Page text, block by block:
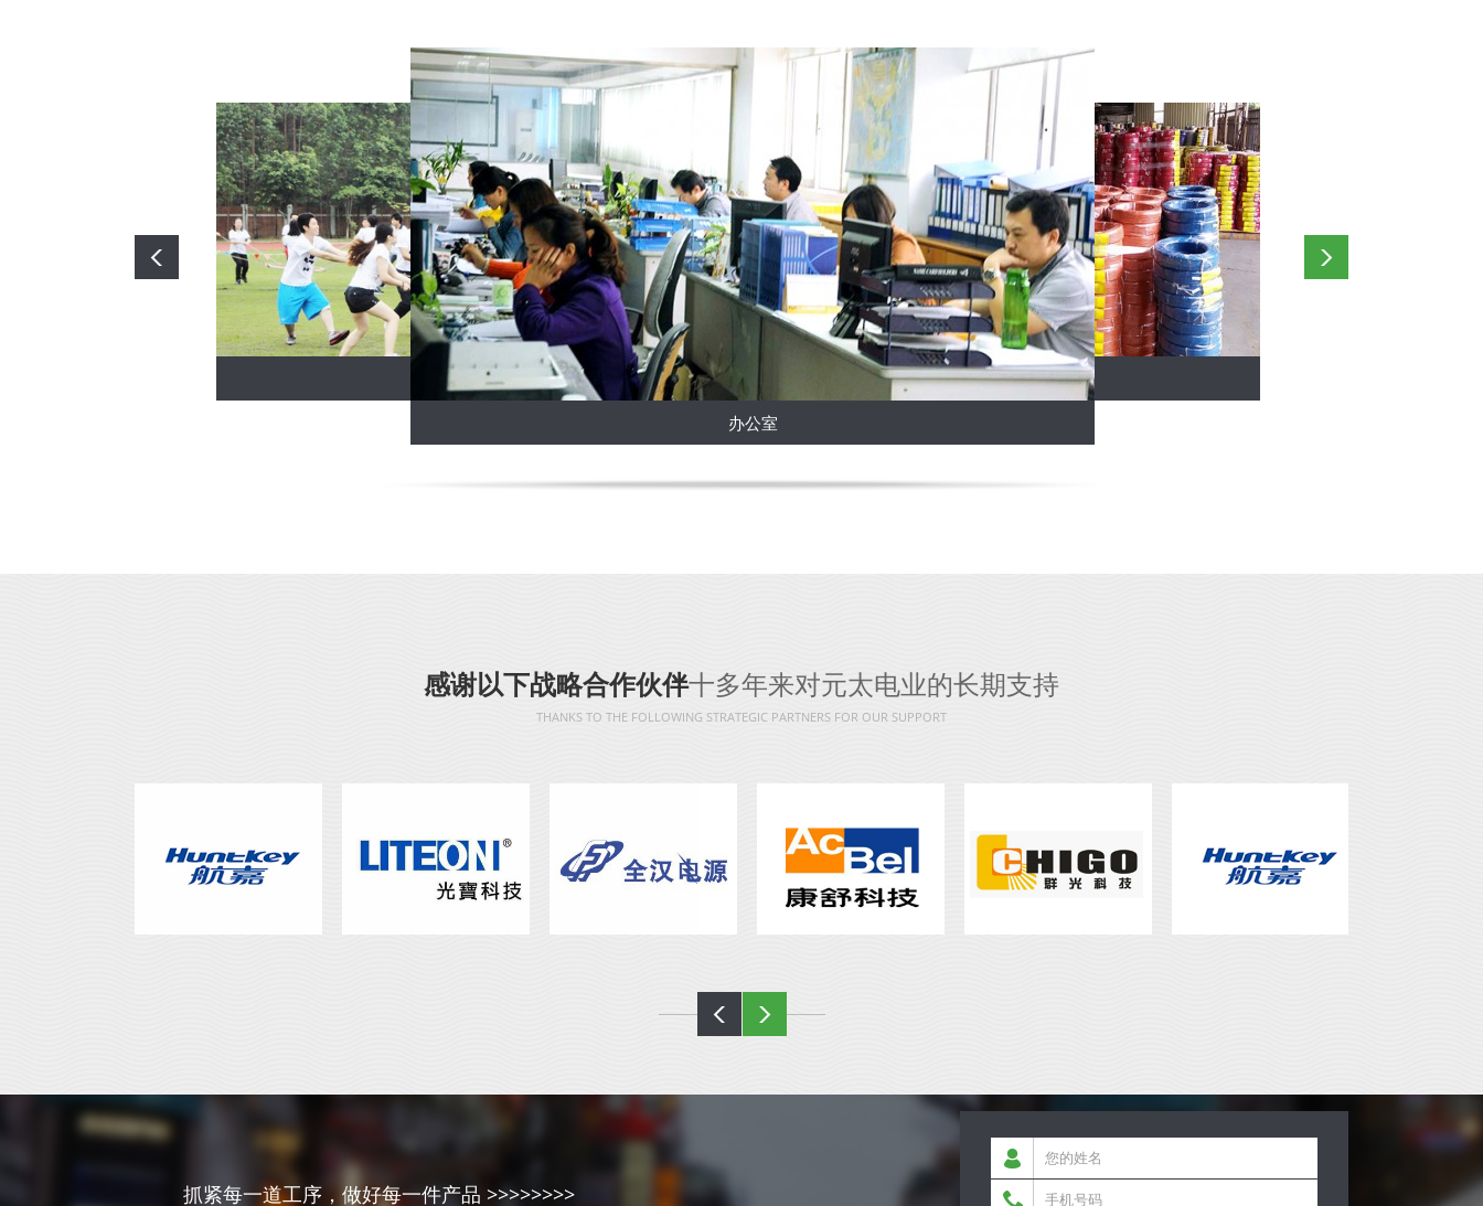
正门
文体活动
文体活动
文体比赛
办公室
出仓区
感谢以下战略合作伙伴十多年来对元太电业的长期支持
THANKS TO THE FOLLOWING STRATEGIC PARTNERS FOR OUR SUPPORT
抓紧每一道工序，做好每一件产品 >>>>>>>>